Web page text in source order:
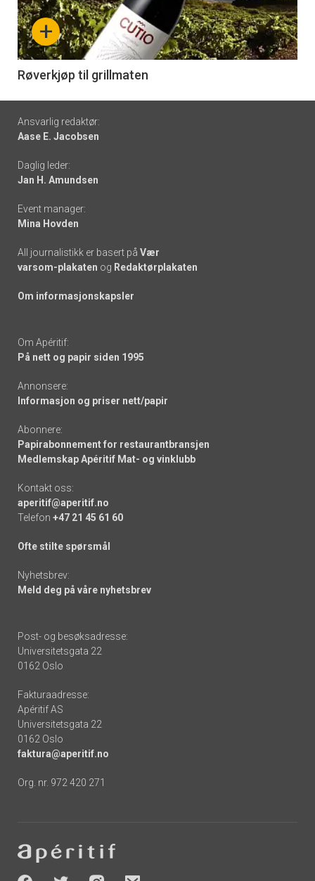
nå
-
6
+
Røverkjøp til grillmaten
Footer
-
links
Ansvarlig redaktør:
Aase E. Jacobsen
Daglig leder:
Jan H. Amundsen
Event manager:
Mina Hovden
All journalistikk er basert på Vær
varsom-plakaten og Redaktørplakaten
Om informasjonskapsler
Om Apéritif:
På nett og papir siden 1995
Annonsere:
Informasjon og priser nett/papir
Abonnere:
Papirabonnement for restaurantbransjen
Medlemskap Apéritif Mat- og vinklubb
Kontakt oss:
aperitif@aperitif.no
Telefon +47 21 45 61 60
Ofte stilte spørsmål
Nyhetsbrev:
Meld deg på våre nyhetsbrev
Post- og besøksadresse:
Universitetsgata 22
0162 Oslo
Fakturaadresse:
Apéritif AS
Universitetsgata 22
0162 Oslo
faktura@aperitif.no
Org. nr. 972 420 271
-